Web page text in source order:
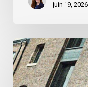
juin 19, 2026
L’ACLC
se
joint
à